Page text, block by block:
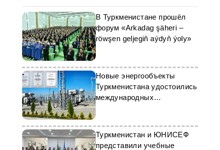
В Туркменистане прошёл
форум «Arkadag şäheri –
röwşen geljegiň aýdyň ýoly»
Новые энергообъекты
Туркменистана удостоились
международных
сертификатов
Туркменистан и ЮНИСЕФ
представили учебные